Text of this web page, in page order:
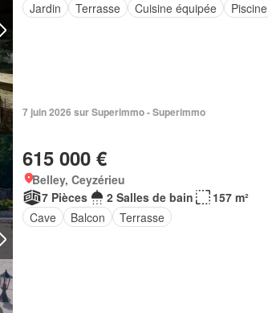
Jardin
Terrasse Cuisine équipée Piscine
7 juin 2026 sur Superimmo - Superimmo
615 000 €
Belley, Ceyzérieu
7 Pièces
2 Salles de bain
157 m²
Cave
Balcon Terrasse